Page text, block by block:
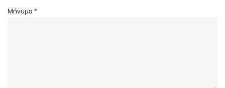
Μήνυμα *